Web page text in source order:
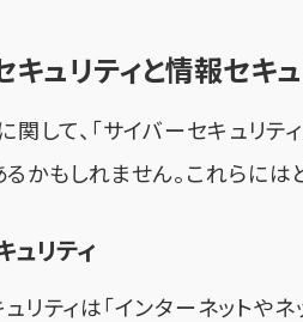
キュリティと情報セキ
関して、「サイバーセキュリテ
かもしれません。これらには
ュリティ
リティは「インターネットや